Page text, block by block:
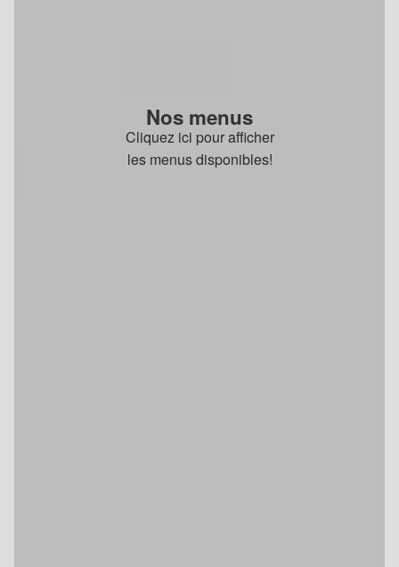
Nos menus
Cliquez ici pour afficher
les menus disponibles!